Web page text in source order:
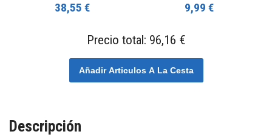
38,55 € 9,99 €
Precio total: 96,16 €
Añadir Articulos A La Cesta
Descripción